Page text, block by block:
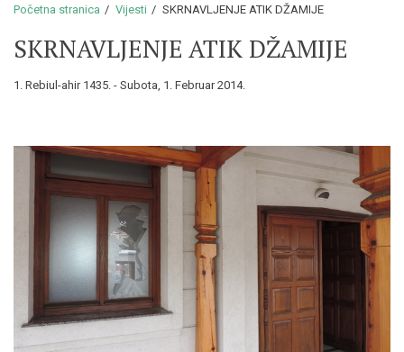
Početna stranica Vijesti SKRNAVLJENJE ATIK DŽAMIJE
SKRNAVLJENJE ATIK DŽAMIJE
1. Rebiul-ahir 1435. - Subota, 1. Februar 2014.